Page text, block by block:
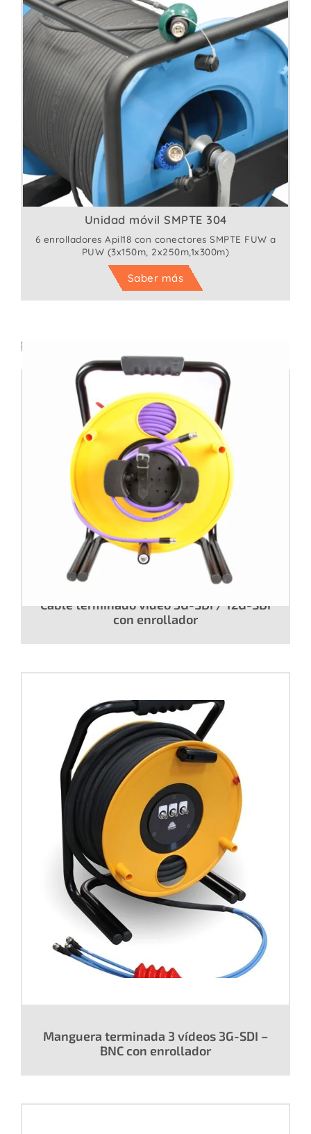
Unidad móvil SMPTE 304
6 enrolladores Apil18 con conectores SMPTE FUW a
PUW (3x150m, 2x250m,1x300m)
Saber más
Productos relacionados:
Cable terminado vídeo 3G-SDI / 12G-SDI
con enrollador
Manguera terminada 3 vídeos 3G-SDI –
BNC con enrollador